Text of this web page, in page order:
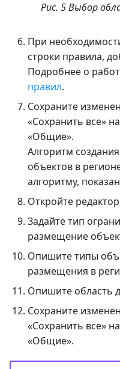
Рис. 5 Выбор
При
строки правила,
Подробнее о
правил.
Сохраните
«Сохранить все»
«Общие».
Алгоритм
объектов в
алгоритму,
Откройте
Задайте тип
размещение
Опишите типы
размещения в
Опишите область
Сохраните
«Сохранить все»
«Общие».